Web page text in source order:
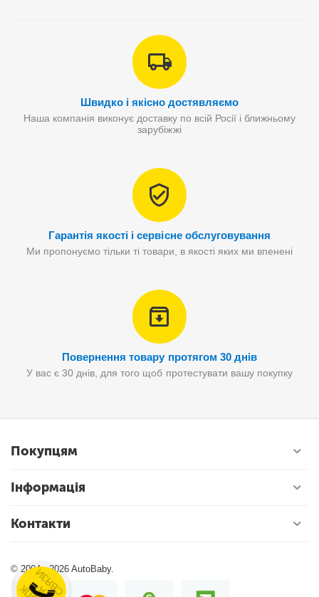
Швидко і якісно достявляємо
Наша компанія виконує доставку по всій Росії і ближньому
зарубіжжі
Гарантія якості і сервісне обслуговування
Ми пропонуємо тільки ті товари, в якості яких ми впенені
Повернення товару протягом 30 днів
У вас є 30 днів, для того щоб протестувати вашу покупку
Покупцям
Інформація
Контакти
© 2004 - 2026 AutoBaby.
КНОПК
А